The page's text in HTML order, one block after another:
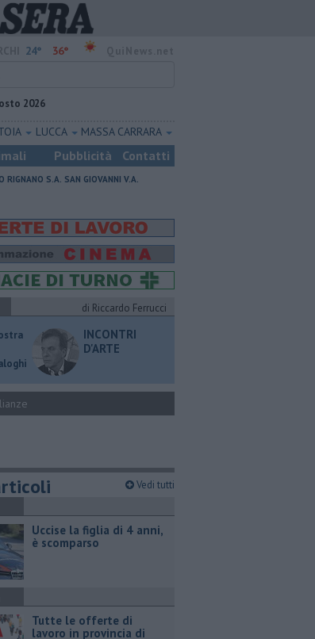
24° 36°
2026
LUCCA MASSA CARRARA
Pubblicità Contatti
RIGNANO S.A. SAN GIOVANNI V.A.
di Riccardo Ferrucci
INCONTRI
D'ARTE
Vedi tutti
Uccise la figlia di 4 anni,
è scomparso
​Tutte le offerte di
lavoro in provincia di